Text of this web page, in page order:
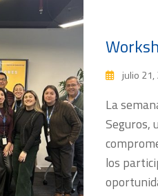
julio 21,
La
Seguros,
los